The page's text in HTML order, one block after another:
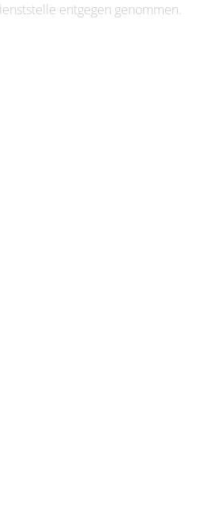
entgegen genommen.